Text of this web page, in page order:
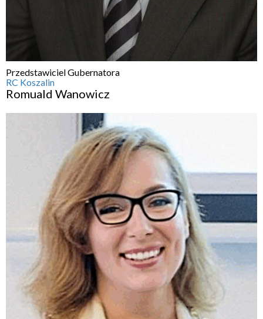
Przedstawiciel Gubernatora
RC Koszalin
Romuald Wanowicz